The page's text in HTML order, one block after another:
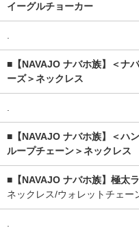
イーグルチョーカー
.
■【NAVAJO ナバホ族】＜ナ
ーズ＞ネックレス
.
■【NAVAJO ナバホ族】＜ハ
ループチェーン＞ネックレス
■【NAVAJO ナバホ族】極太
ネックレス/ウォレットチェー
.